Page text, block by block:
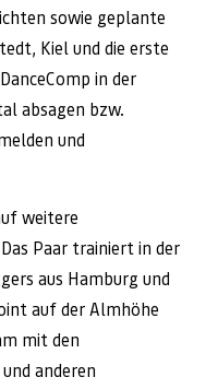
sowie geplante
Kiel und die erste
in der
absagen bzw.
und
weitere
Paar trainiert in der
aus Hamburg und
auf der Almhöhe
mit den
anderen